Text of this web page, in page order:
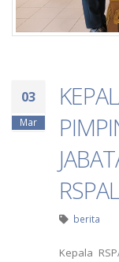
03
Mar
berita
Kepala